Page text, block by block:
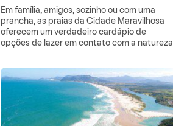
Em família, amigos, sozinho ou com uma
prancha, as praias da Cidade Maravilhosa
oferecem um verdadeiro cardápio de
opções de lazer em contato com a natureza